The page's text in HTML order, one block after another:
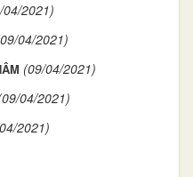
04/2021)
04/2021)
(09/04/2021)
04/2021)
2021)